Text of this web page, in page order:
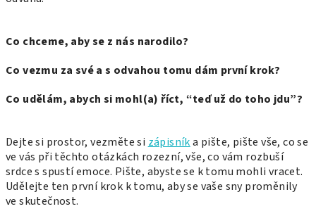
Co chceme, aby se z nás narodilo?
Co vezmu za své a s odvahou tomu dám první krok?
Co udělám, abych si mohl(a) říct, “teď už do toho jdu”?
Dejte si prostor, vezměte si zápisníka pište, pište vše, co se
ve vás při těchto otázkách rozezní, vše, co vám rozbuší
srdce s spustí emoce. Pište, abyste se k tomu mohli vracet.
Udělejte ten první krok k tomu, aby se vaše sny proměnily
ve skutečnost.